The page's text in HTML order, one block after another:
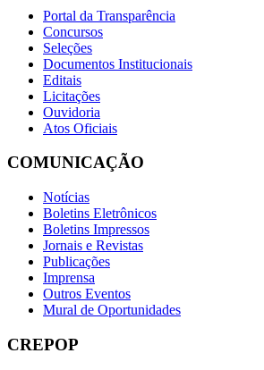
Portal da Transparência
Concursos
Seleções
Documentos Institucionais
Editais
Licitações
Ouvidoria
Atos Oficiais
COMUNICAÇÃO
Notícias
Boletins Eletrônicos
Boletins Impressos
Jornais e Revistas
Publicações
Imprensa
Outros Eventos
Mural de Oportunidades
CREPOP